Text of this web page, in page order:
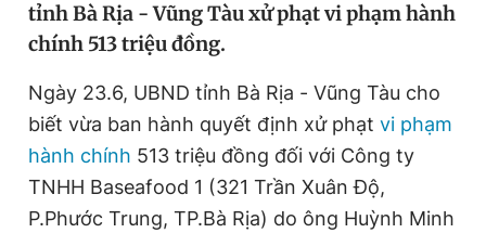
Sản phẩm khác
Tiện ích Bạn cần biết
Thông tin tòa soạn Liên hệ quảng cáo
tỉnh Bà Rịa - Vũng Tàu xử phạt vi phạm hành
chính 513 triệu đồng.
Ngày 23.6, UBND tỉnh Bà Rịa - Vũng Tàu cho
biết vừa ban hành quyết định xử phạt vi phạm
hành chính 513 triệu đồng đối với Công ty
TNHH Baseafood 1 (321 Trần Xuân Độ,
P.Phước Trung, TP.Bà Rịa) do ông Huỳnh Minh